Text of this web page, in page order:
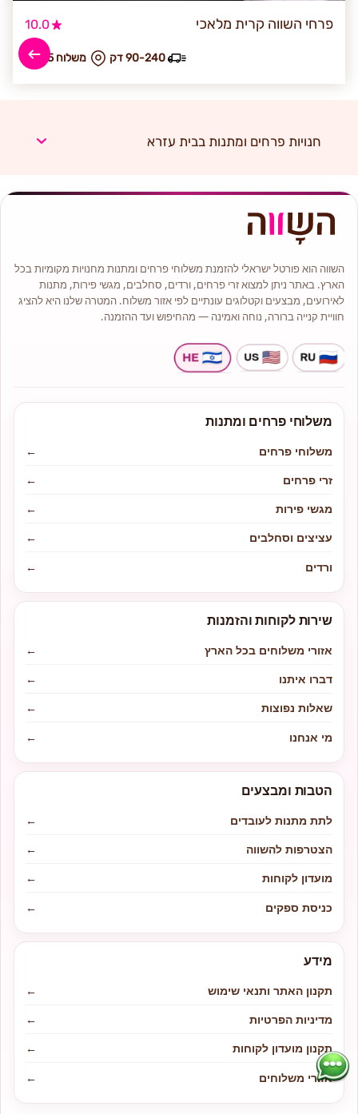
פרחי השווה קרית מלאכי 10.0
₪ משלוח 55 90-240 דק
חנויות פרחים ומתנות בבית עזרא
השווה הוא פורטל ישראלי להזמנת משלוחי פרחים ומתנות מחנויות מקומיות בכל
הארץ. באתר ניתן למצוא זרי פרחים, ורדים, סחלבים, מגשי פירות, מתנות
לאירועים, מבצעים וקטלוגים עונתיים לפי אזור משלוח. המטרה שלנו היא להציג
חוויית קנייה ברורה, נוחה ואמינה — מהחיפוש ועד ההזמנה.
משלוחי פרחים ומתנות
משלוחי פרחים
←
זרי פרחים
←
מגשי פירות
←
עציצים וסחלבים
←
ורדים
←
שירות לקוחות והזמנות
אזורי משלוחים בכל הארץ
←
דברו איתנו
←
שאלות נפוצות
←
מי אנחנו
←
הטבות ומבצעים
לתת מתנות לעובדים
←
הצטרפות להשווה
←
מועדון לקוחות
←
כניסת ספקים
←
מידע
תקנון האתר ותנאי שימוש
←
מדיניות הפרטיות
←
תקנון מועדון לקוחות
←
אזורי משלוחים
←